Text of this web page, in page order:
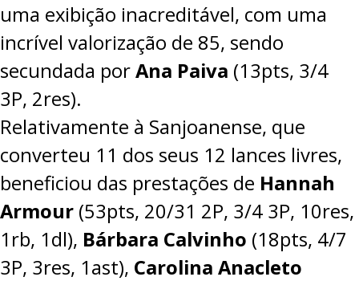
uma exibição inacreditável, com uma
incrível valorização de 85, sendo
secundada porAna Paiva (13pts, 3/4
3P, 2res).
Relativamente à Sanjoanense, que
converteu 11 dos seus 12 lances livres,
beneficiou das prestações de Hannah
Armour (53pts, 20/31 2P, 3/4 3P, 10res,
1rb, 1dl), Bárbara Calvinho (18pts, 4/7
3P, 3res, 1ast), Carolina Anacleto